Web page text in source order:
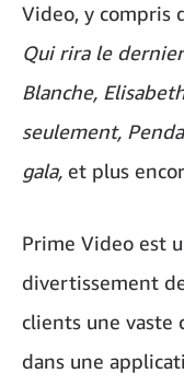
Video, y compris
Qui rira le
Blanche,
seulement,
gala, et plus
Prime Video est
divertissement
clients une vaste
dans une